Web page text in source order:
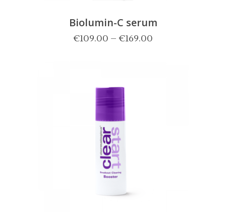
Biolumin-C serum
€109.00 – €169.00